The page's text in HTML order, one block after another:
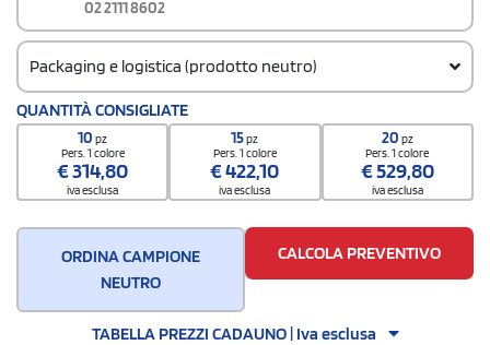
02 2111 8602
Packaging e logistica (prodotto neutro)
Codice doganale
61103010
QUANTITÀ CONSIGLIATE
10pz
Pers. 1 colore
€314,80
iva esclusa
15pz
Pers. 1 colore
€422,10
iva esclusa
20 pz
Pers. 1 colore
€529,80
iva esclusa
ORDINA CAMPIONE
NEUTRO
CALCOLA PREVENTIVO
TABELLA PREZZI CADAUNO | Iva esclusa